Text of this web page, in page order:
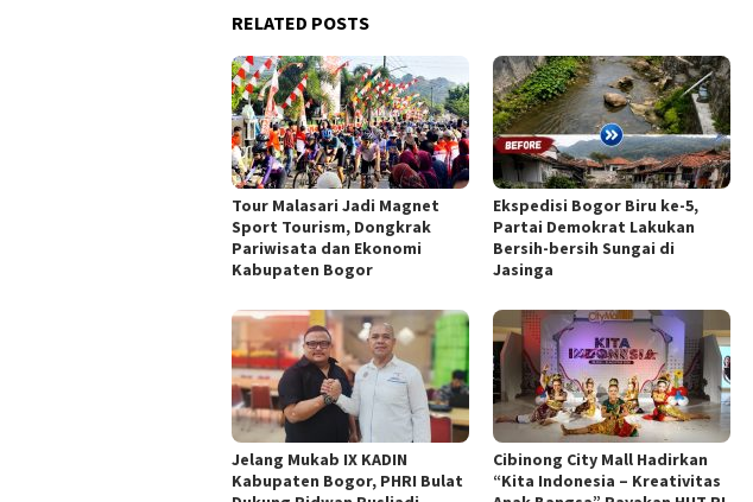
RELATED POSTS
Tour Malasari Jadi Magnet
Sport Tourism, Dongkrak
Pariwisata dan Ekonomi
Kabupaten Bogor
Ekspedisi Bogor Biru ke-5,
Partai Demokrat Lakukan
Bersih-bersih Sungai di
Jasinga
Jelang Mukab IX KADIN
Kabupaten Bogor, PHRI Bulat
Cibinong City Mall Hadirkan
“Kita Indonesia – Kreativitas